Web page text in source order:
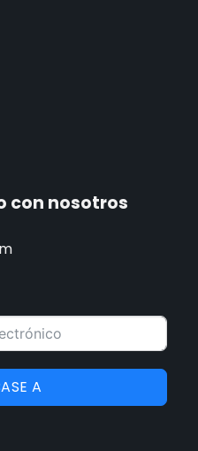
con nosotros
A